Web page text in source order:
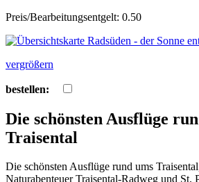
Preis/Bearbeitungsentgelt: 0.50
vergrößern
bestellen:
Die schönsten Ausflüge
Traisental
Die schönsten Ausflüge rund ums
Naturabenteuer Traisental-Radweg und St.